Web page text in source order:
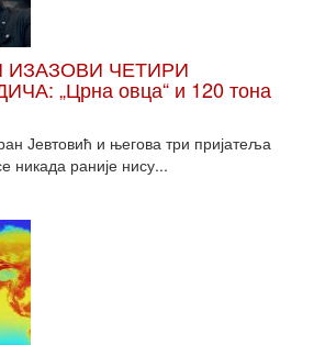
ИЗАЗОВИ ЧЕТИРИ
„Црна овца“ и 120 тона
Јевтовић и његова три пријатеља
никада раније нису...